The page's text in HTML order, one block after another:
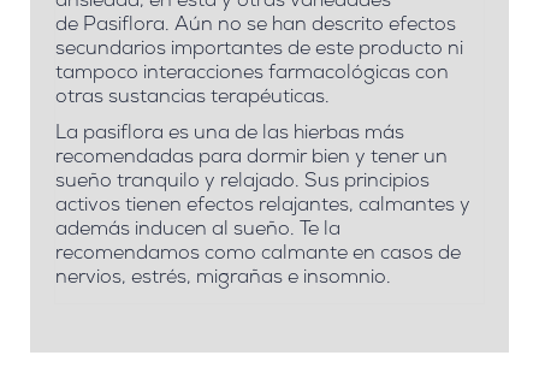
de Pasiflora. Aún no se han descrito efectos
secundarios importantes de este producto ni
tampoco interacciones farmacológicas con
otras sustancias terapéuticas.
La pasiflora es una de las hierbas más
recomendadas para dormir bien y tener un
sueño tranquilo y relajado. Sus principios
activos tienen efectos relajantes, calmantes y
además inducen al sueño. Te la
recomendamos como calmante en casos de
nervios, estrés, migrañas e insomnio.